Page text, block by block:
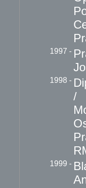
1997 -
1998 -
/
1999 -